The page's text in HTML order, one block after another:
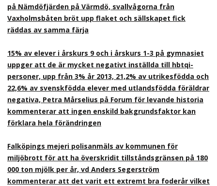
på Nämdöfjärden på Värmdö, svallvågorna från
Vaxholmsbåten bröt upp flaket och sällskapet fick
räddas av samma färja
15% av elever i årskurs 9 och i årskurs 1-3 på gymnasiet
uppger att de är mycket negativt inställda till hbtqi-
personer, upp från 3% år 2013, 21,2% av utrikesfödda och
22,6% av svenskfödda elever med utlandsfödda föräldrar
negativa, Petra Mårselius på Forum för levande historia
kommenterar att ingen enskild bakgrundsfaktor kan
förklara hela förändringen
Falköpings mejeri polisanmäls av kommunen för
miljöbrott för att ha överskridit tillståndsgränsen på 180
000 ton mjölk per år, vd Anders Segerström
kommenterar att det varit ett extremt bra foderår vilket